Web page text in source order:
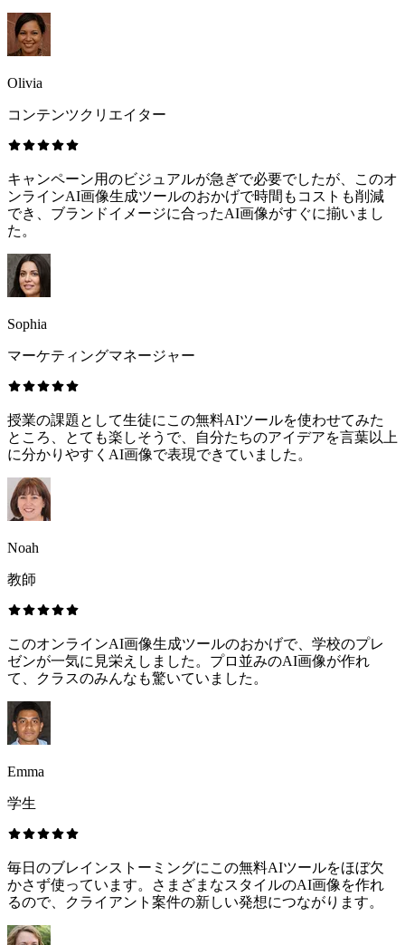
Olivia
コンテンツクリエイター
キャンペーン用のビジュアルが急ぎで必要でしたが、このオ
ンラインAI画像生成ツールのおかげで時間もコストも削減
でき、ブランドイメージに合ったAI画像がすぐに揃いまし
た。
Sophia
マーケティングマネージャー
授業の課題として生徒にこの無料AIツールを使わせてみた
ところ、とても楽しそうで、自分たちのアイデアを言葉以上
に分かりやすくAI画像で表現できていました。
Noah
教師
このオンラインAI画像生成ツールのおかげで、学校のプレ
ゼンが一気に見栄えしました。プロ並みのAI画像が作れ
て、クラスのみんなも驚いていました。
Emma
学生
毎日のブレインストーミングにこの無料AIツールをほぼ欠
かさず使っています。さまざまなスタイルのAI画像を作れ
るので、クライアント案件の新しい発想につながります。